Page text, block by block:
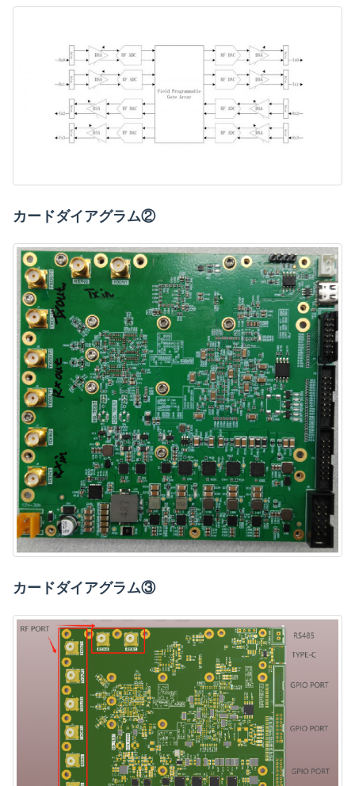
カードダイアグラム②
カードダイアグラム③